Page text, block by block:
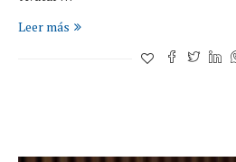
Leer más